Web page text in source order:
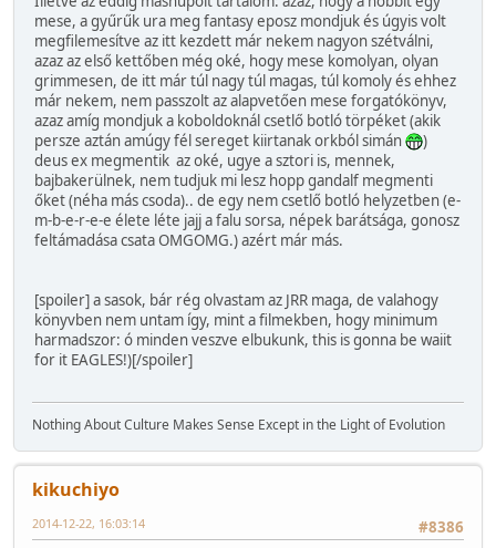
mese, a gyűrűk ura meg fantasy eposz mondjuk és úgyis volt
megfilemesítve az itt kezdett már nekem nagyon szétválni,
azaz az első kettőben még oké, hogy mese komolyan, olyan
grimmesen, de itt már túl nagy túl magas, túl komoly és ehhez
már nekem, nem passzolt az alapvetően mese forgatókönyv,
azaz amíg mondjuk a koboldoknál csetlő botló törpéket (akik
persze aztán amúgy fél sereget kiirtanak orkból simán
)
deus ex megmentik az oké, ugye a sztori is, mennek,
bajbakerülnek, nem tudjuk mi lesz hopp gandalf megmenti
őket (néha más csoda).. de egy nem csetlő botló helyzetben (e-
m-b-e-r-e-e élete léte jajj a falu sorsa, népek barátsága, gonosz
feltámadása csata OMGOMG.) azért már más.
[spoiler] a sasok, bár rég olvastam az JRR maga, de valahogy
könyvben nem untam így, mint a filmekben, hogy minimum
harmadszor: ó minden veszve elbukunk, this is gonna be waiit
for it EAGLES!)[/spoiler]
Nothing About Culture Makes Sense Except in the Light of Evolution
kikuchiyo
#8386
2014-12-22, 16:03:14